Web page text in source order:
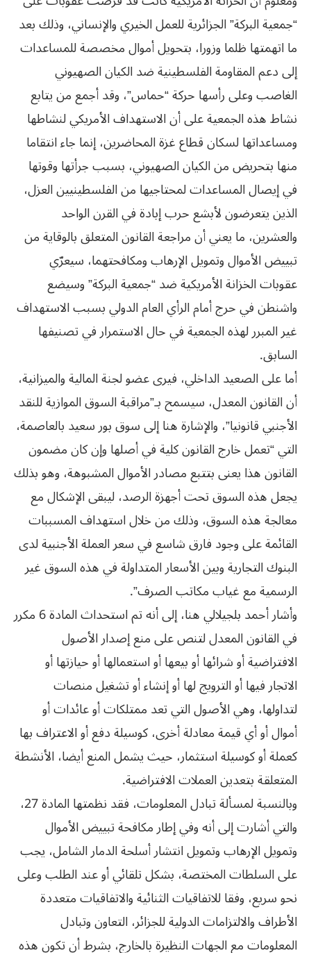
“جمعية البركة” الجزائرية للعمل الخيري والإنساني، وذلك بعد
ما اتهمتها ظلما وزورا، بتحويل أموال مخصصة للمساعدات
إلى دعم المقاومة الفلسطينية ضد الكيان الصهيوني
الغاصب وعلى رأسها حركة “حماس”، وقد أجمع من يتابع
نشاط هذه الجمعية على أن الاستهداف الأمريكي لنشاطها
ومساعداتها لسكان قطاع غزة المحاضرين، إنما جاء انتقاما
منها بتحريض من الكيان الصهيوني، بسبب جرأتها وقوتها
في إيصال المساعدات لمحتاجيها من الفلسطينيين العزل،
الذين يتعرضون لأبشع حرب إبادة في القرن الواحد
والعشرين، ما يعني أن مراجعة القانون المتعلق بالوقاية من
تبييض الأموال وتمويل الإرهاب ومكافحتهما، سيعرّي
عقوبات الخزانة الأمريكية ضد “جمعية البركة” وسيضع
واشنطن في حرج أمام الرأي العام الدولي بسبب الاستهداف
غير المبرر لهذه الجمعية في حال الاستمرار في تصنيفها
السابق.
أما على الصعيد الداخلي، فيرى عضو لجنة المالية والميزانية،
أن القانون المعدل، سيسمح بـ”مراقبة السوق الموازية للنقد
الأجنبي قانونيا”، والإشارة هنا إلى سوق بور سعيد بالعاصمة،
التي “تعمل خارج القانون كلية في أصلها وإن كان مضمون
القانون هذا يعنى بتتبع مصادر الأموال المشبوهة، وهو بذلك
يجعل هذه السوق تحت أجهزة الرصد، ليبقى الإشكال مع
معالجة هذه السوق، وذلك من خلال استهداف المسببات
القائمة على وجود فارق شاسع في سعر العملة الأجنبية لدى
البنوك التجارية وبين الأسعار المتداولة في هذه السوق غير
الرسمية مع غياب مكاتب الصرف”.
وأشار أحمد بلجيلالي هنا، إلى أنه تم استحداث المادة 6 مكرر
في القانون المعدل لتنص على منع إصدار الأصول
الافتراضية أو شرائها أو بيعها أو استعمالها أو حيازتها أو
الاتجار فيها أو الترويج لها أو إنشاء أو تشغيل منصات
لتداولها، وهي الأصول التي تعد ممتلكات أو عائدات أو
أموال أو أي قيمة معادلة أخرى، كوسيلة دفع أو الاعتراف بها
كعملة أو كوسيلة استثمار، حيث يشمل المنع أيضا، الأنشطة
المتعلقة بتعدين العملات الافتراضية.
وبالنسبة لمسألة تبادل المعلومات، فقد نظمتها المادة 27،
والتي أشارت إلى أنه وفي إطار مكافحة تبييض الأموال
وتمويل الإرهاب وتمويل انتشار أسلحة الدمار الشامل، يجب
على السلطات المختصة، بشكل تلقائي أو عند الطلب وعلى
نحو سريع، وفقا للاتفاقيات الثنائية والاتفاقيات متعددة
الأطراف والالتزامات الدولية للجزائر، التعاون وتبادل
المعلومات مع الجهات النظيرة بالخارج، بشرط أن تكون هذه